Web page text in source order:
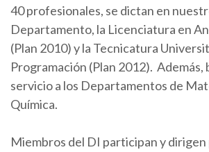
40 profesionales, se dictan en
Departamento, la Licenciatura en
(Plan 2010) y la Tecnicatura
Programación (Plan 2012). Además,
servicio a los Departamentos de
Química.
Miembros del DI participan y